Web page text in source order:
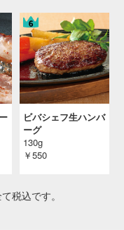
ビバシェフ生ハンバ
ーグ
130g
￥550
税込です。